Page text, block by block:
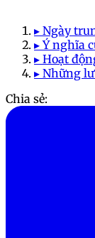
▸ Ngày
▸ Ý nghĩa
▸ Hoạt
▸ Những
Chia sẻ: